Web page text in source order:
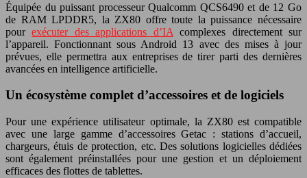
Équipée du puissant processeur Qualcomm QCS6490 et de 12 Go
de RAM LPDDR5, la ZX80 offre toute la puissance nécessaire
pourexécuter des applications d’IA complexes directement sur
l’appareil. Fonctionnant sous Android 13 avec des mises à jour
prévues, elle permettra aux entreprises de tirer parti des dernières
avancées en intelligence artificielle.
Un écosystème complet d’accessoires et de logiciels
Pour une expérience utilisateur optimale, la ZX80 est compatible
avec une large gamme d’accessoires Getac : stations d’accueil,
chargeurs, étuis de protection, etc. Des solutions logicielles dédiées
sont également préinstallées pour une gestion et un déploiement
efficaces des flottes de tablettes.